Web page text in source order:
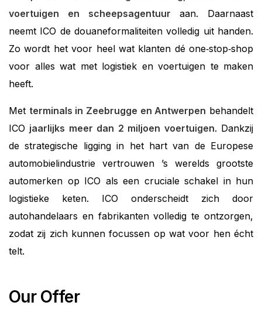
voertuigen en scheepsagentuur aan. Daarnaast
neemt ICO de douaneformaliteiten volledig uit handen.
Zo wordt het voor heel wat klanten dé one‑stop‑shop
voor alles wat met logistiek en voertuigen te maken
heeft.
Met terminals in Zeebrugge en Antwerpen behandelt
ICO jaarlijks meer dan 2 miljoen voertuigen. Dankzij
de strategische ligging in het hart van de Europese
automobielindustrie vertrouwen ’s werelds grootste
automerken op ICO als een cruciale schakel in hun
logistieke keten. ICO onderscheidt zich door
autohandelaars en fabrikanten volledig te ontzorgen,
zodat zij zich kunnen focussen op wat voor hen écht
telt.
Our Offer